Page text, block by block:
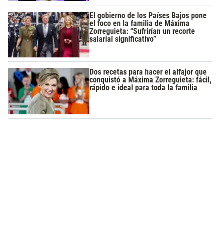
El gobierno de los Países Bajos pone
el foco en la familia de Máxima
Zorreguieta: “Sufrirían un recorte
salarial significativo”
Dos recetas para hacer el alfajor que
conquistó a Máxima Zorreguieta: fácil,
rápido e ideal para toda la familia